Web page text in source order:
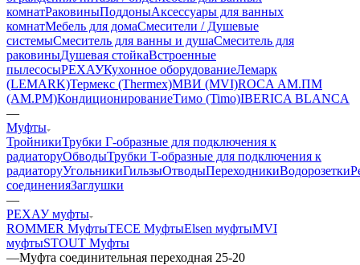
комнатРаковиныПоддоныАксессуары для ванных
комнатМебель для домаСмесители / Душевые
системыСмеситель для ванны и душаСмеситель для
раковиныДушевая стойкаВстроенные
пылесосыРЕХАУКухонное оборудованиеЛемарк
(LEMARK)Термекс (Thermex)МВИ (MVI)ROCA АМ.ПМ
(AM.PM)КондиционированиеТимо (Timo)IBERICA BLANCA
—
Муфты
ТройникиТрубки Г-образные для подключения к
радиаторуОбводыТрубки T-образные для подключения к
радиаторуУгольникиГильзыОтводыПереходникиВодорозетки
соединенияЗаглушки
—
РЕХАУ муфты
ROMMER МуфтыTECE МуфтыElsen муфтыMVI
муфтыSTOUT Муфты
—Муфта соединительная переходная 25-20